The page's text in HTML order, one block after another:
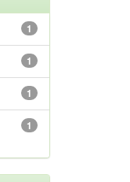
1
1
1
1